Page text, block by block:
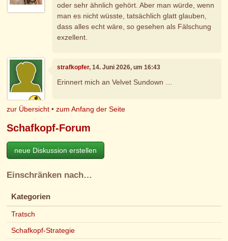
oder sehr ähnlich gehört. Aber man würde, wenn
man es nicht wüsste, tatsächlich glatt glauben,
dass alles echt wäre, so gesehen als Fälschung
exzellent.
strafkopfer, 14. Juni 2026, um 16:43
Erinnert mich an Velvet Sundown …
zur Übersicht •zum Anfang der Seite
Schafkopf-Forum
neue Diskussion erstellen
Einschränken nach…
Kategorien
Tratsch
Schafkopf-Strategie